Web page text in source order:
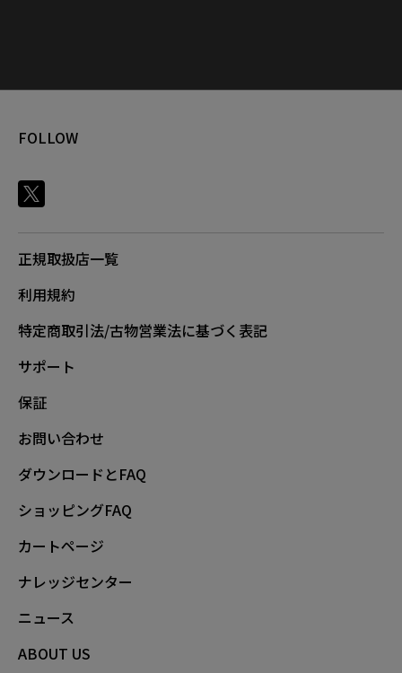
FOLLOW
正規取扱店一覧
利用規約
特定商取引法/古物営業法に基づく表記
サポート
保証
お問い合わせ
ダウンロードとFAQ
ショッピングFAQ
カートページ
ナレッジセンター
ニュース
ABOUT US